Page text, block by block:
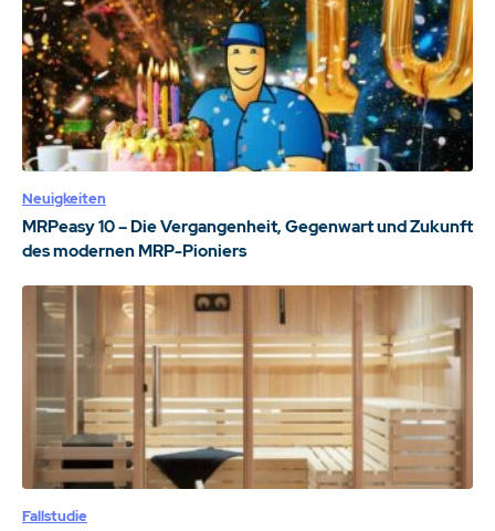
Neuigkeiten
MRPeasy 10 – Die Vergangenheit, Gegenwart und Zukunft
des modernen MRP-Pioniers
Fallstudie